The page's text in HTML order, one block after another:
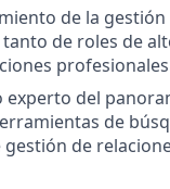
de la
de roles de
experto del
de
de